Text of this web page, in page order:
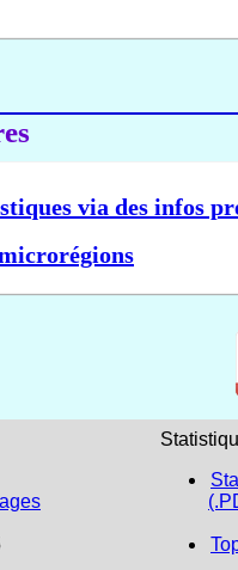
via des infos